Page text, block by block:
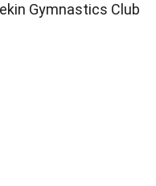
Gymnastics Club